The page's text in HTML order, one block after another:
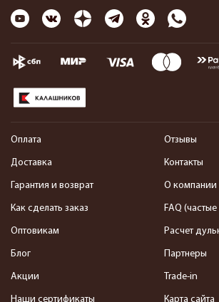
Оплата
Доставка
Гарантия и возврат
Как сделать заказ
Оптовикам
Блог
Акции
Наши сертификаты
Отзывы
Контакты
О компании
FAQ
Расчет
Партнеры
Trade-in
Карта сайта